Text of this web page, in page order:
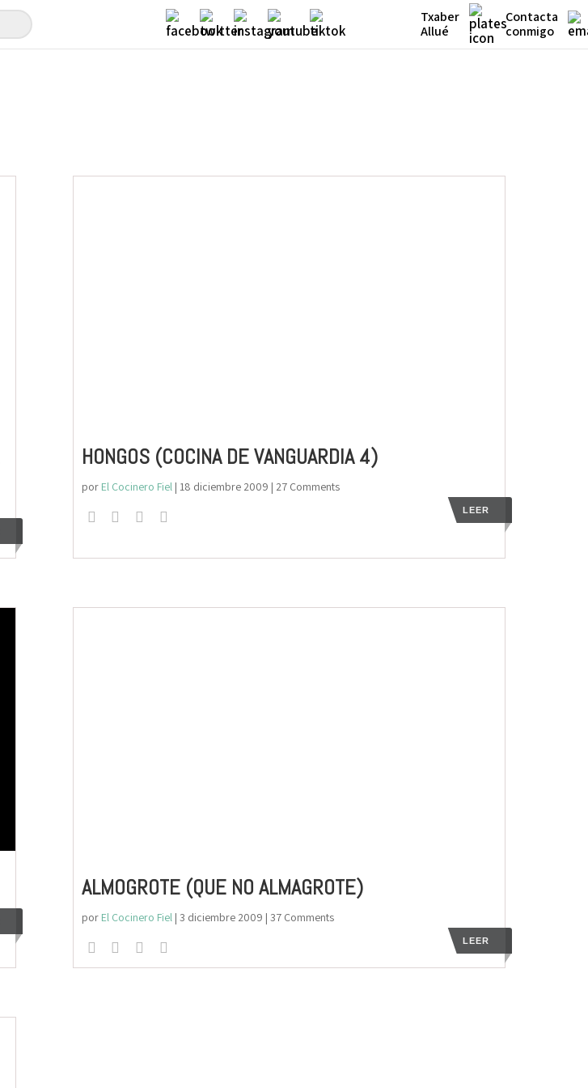
Txaber
Allué
Contacta
conmigo
HONGOS (COCINA DE VANGUARDIA 4)
por El Cocinero Fiel | 18 diciembre 2009 | 27 Comments
LEER
ALMOGROTE (QUE NO ALMAGROTE)
por El Cocinero Fiel | 3 diciembre 2009 | 37 Comments
LEER